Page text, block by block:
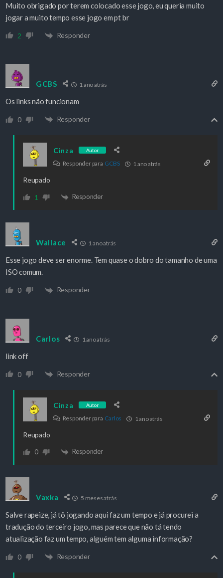
Muito obrigado por terem colocado esse jogo, eu queria muito
jogar a muito tempo esse jogo em pt br
2 Responder
GCBS 1 ano atrás
Os links não funcionam
0 Responder
Cinza Autor
Responder para GCBS 1 ano atrás
Reupado
1 Responder
Wallace 1 ano atrás
Esse jogo deve ser enorme. Tem quase o dobro do tamanho de uma
ISO comum.
0 Responder
Carlos 1 ano atrás
link off
0 Responder
Cinza Autor
Responder para Carlos 1 ano atrás
Reupado
0 Responder
Vaxka 5 meses atrás
Salve rapeize, já tô jogando aqui faz um tempo e já procurei a
tradução do terceiro jogo, mas parece que não tá tendo
atualização faz um tempo, alguém tem alguma informação?
0 Responder